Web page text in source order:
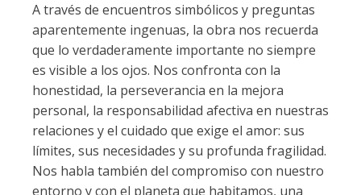
A través de encuentros simbólicos y preguntas
aparentemente ingenuas, la obra nos recuerda
que lo verdaderamente importante no siempre
es visible a los ojos. Nos confronta con la
honestidad, la perseverancia en la mejora
personal, la responsabilidad afectiva en nuestras
relaciones y el cuidado que exige el amor: sus
límites, sus necesidades y su profunda fragilidad.
Nos habla también del compromiso con nuestro
entorno y con el planeta que habitamos, una